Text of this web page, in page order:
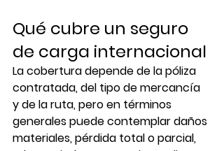
Qué cubre un seguro
de carga internacional
La cobertura depende de la póliza
contratada, del tipo de mercancía
y de la ruta, pero en términos
generales puede contemplar daños
materiales, pérdida total o parcial,